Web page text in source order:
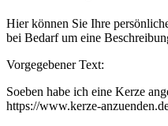
Hier können Sie Ihre
bei Bedarf um eine
Vorgegebener Text:
Soeben habe ich eine Kerze
https://www.kerze-